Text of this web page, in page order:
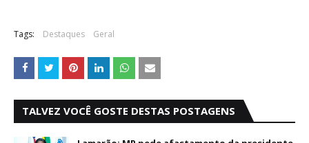
Tags: Destaques Geral
TALVEZ VOCÊ GOSTE DESTAS POSTAGENS